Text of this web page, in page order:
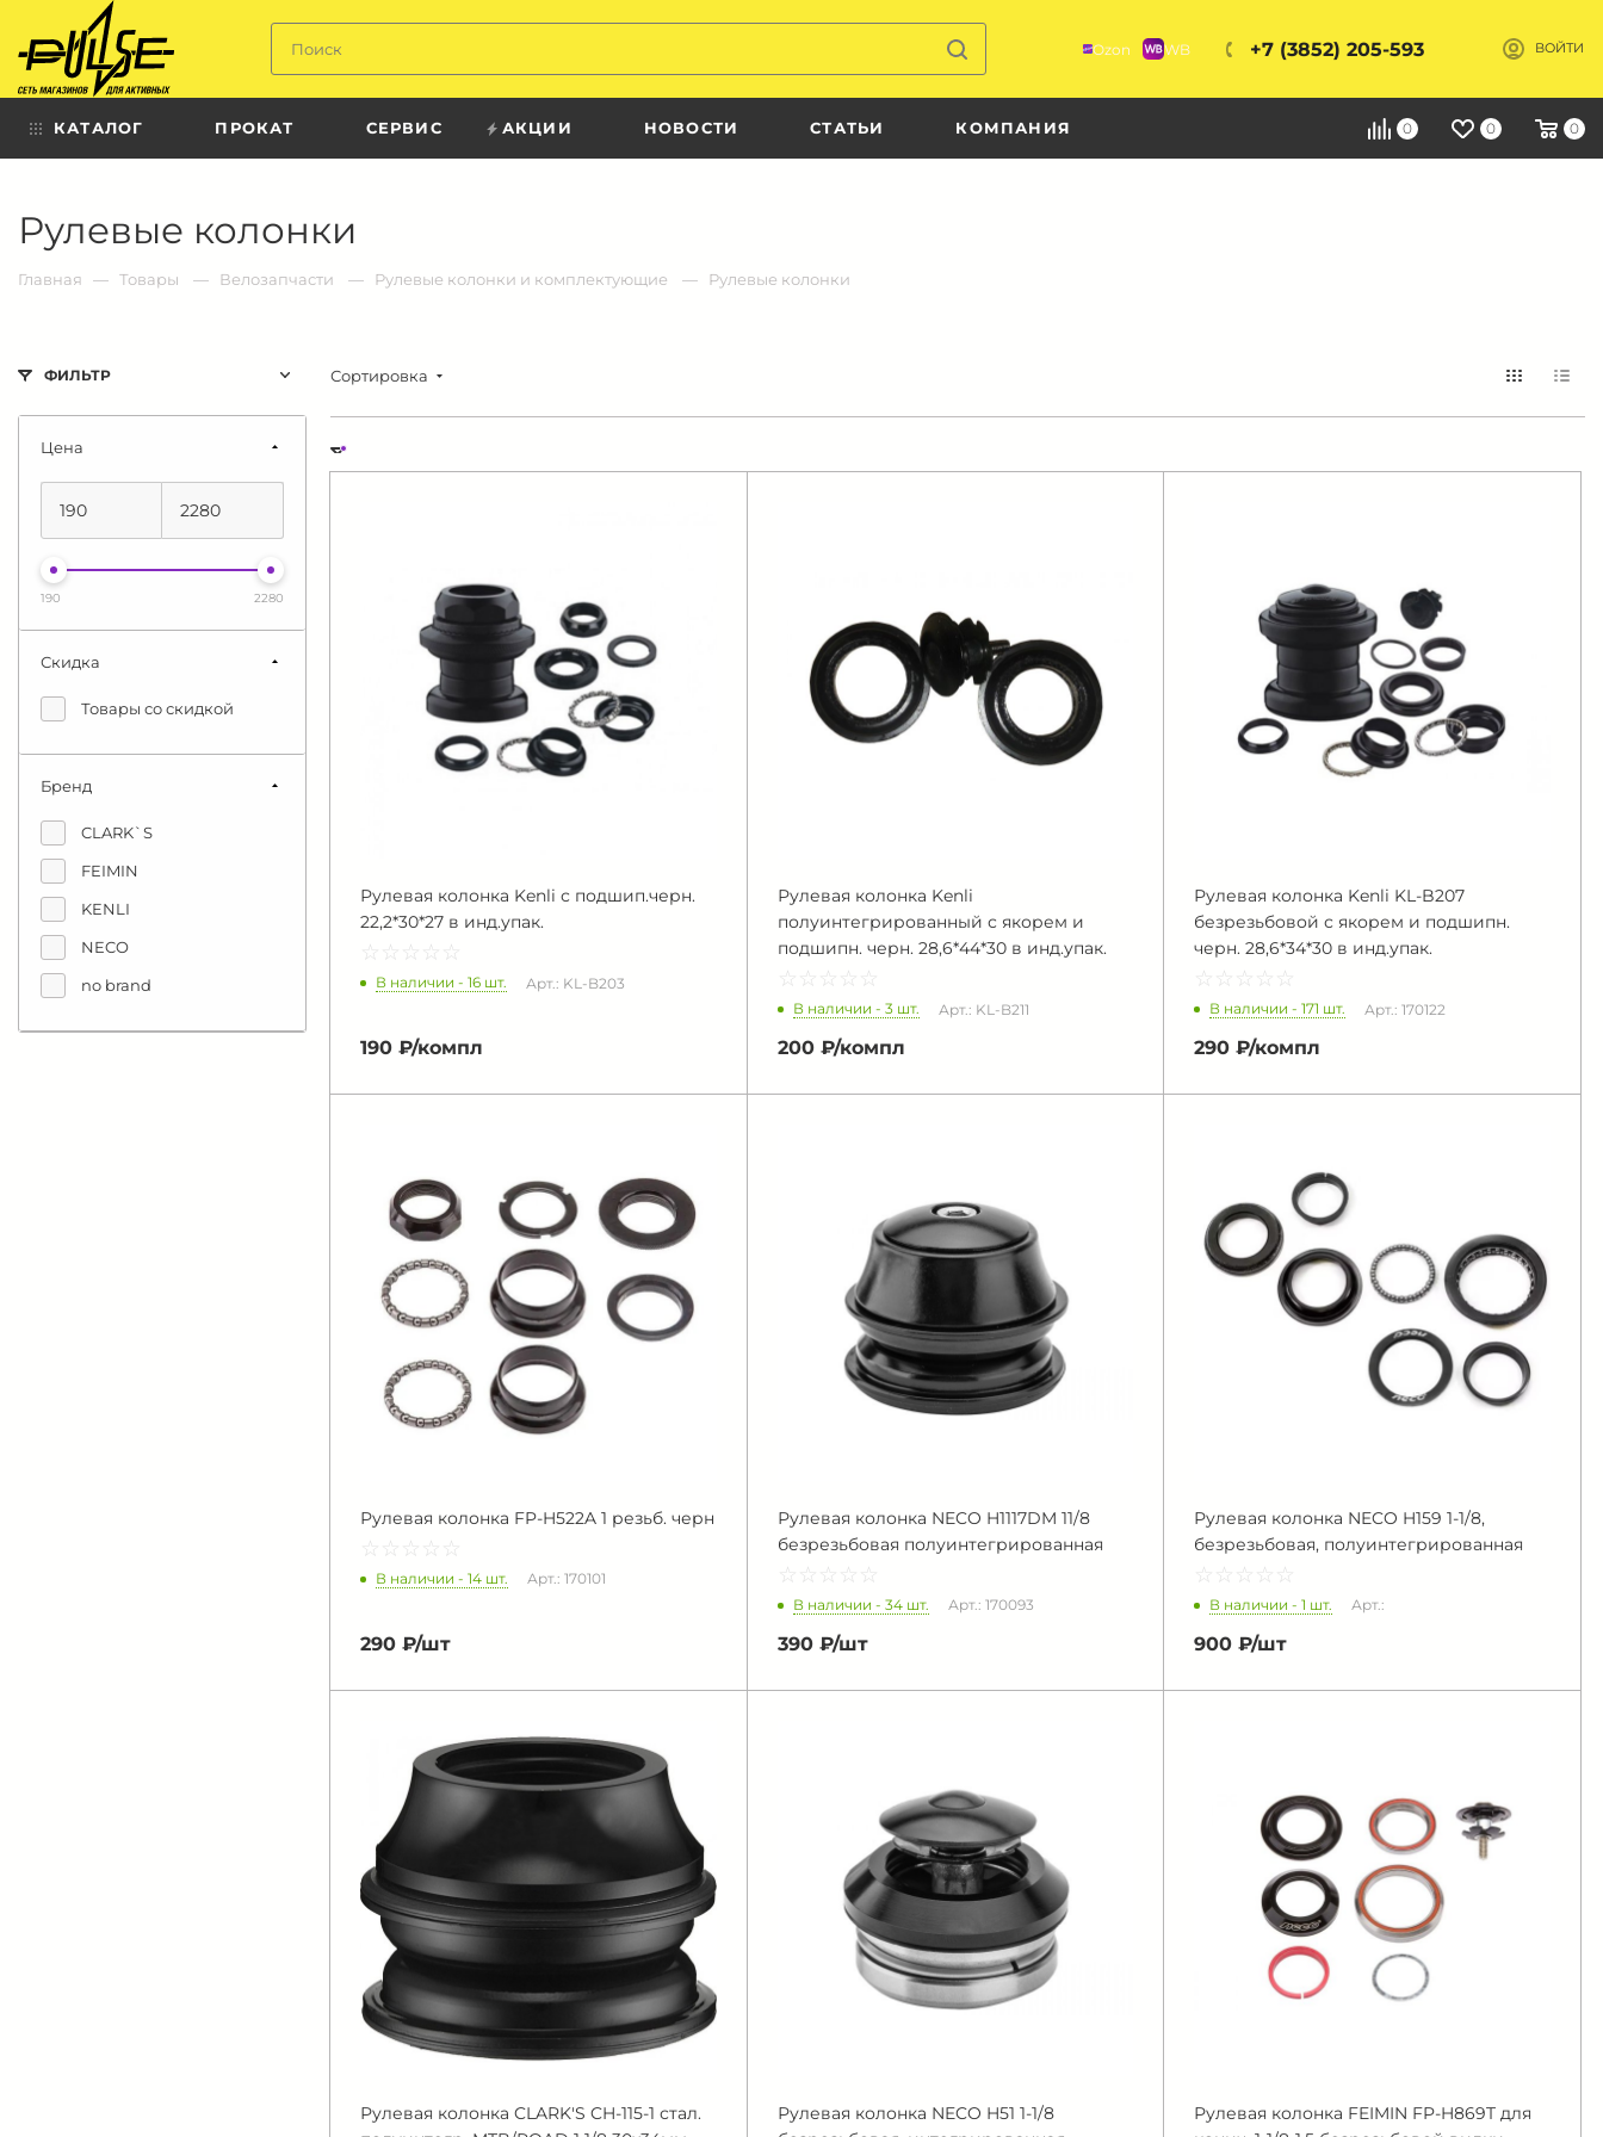
Ozon WB +7 (3852) 205-593 ВОЙТИ
КАТАЛОГ ПРОКАТ СЕРВИС АКЦИИ НОВОСТИ СТАТЬИ КОМПАНИЯ 0 0 0
Рулевые колонки
пульс:
сеть
для
Главная Товары Велозапчасти Рулевые колонки и комплектующие Рулевые колонки
Сортировка
Рулевая колонка Kenli с подшип.черн.
22,2*30*27 в инд.упак.
☆ ☆ ☆ ☆ ☆
★ ★ ★ ★ ★
В наличии - 16 шт. Арт.: KL-B203
190 ₽/компл
Рулевая колонка Kenli
полуинтегрированный с якорем и
подшипн. черн. 28,6*44*30 в инд.упак.
☆ ☆ ☆ ☆ ☆
★ ★ ★ ★ ★
В наличии - 3 шт. Арт.: KL-B211
200 ₽/компл
Рулевая колонка Kenli KL-B207
безрезьбовой с якорем и подшипн.
черн. 28,6*34*30 в инд.упак.
☆ ☆ ☆ ☆ ☆
★ ★ ★ ★ ★
В наличии - 171 шт. Арт.: 170122
290 ₽/компл
Рулевая колонка FP-H522A 1 резьб. черн
☆ ☆ ☆ ☆ ☆
★ ★ ★ ★ ★
В наличии - 14 шт. Арт.: 170101
290 ₽/шт
Рулевая колонка NECO H1117DM 11/8
безрезьбовая полуинтегрированная
☆ ☆ ☆ ☆ ☆
★ ★ ★ ★ ★
В наличии - 34 шт. Арт.: 170093
390 ₽/шт
Рулевая колонка NECO H159 1-1/8,
безрезьбовая, полуинтегрированная
☆ ☆ ☆ ☆ ☆
★ ★ ★ ★ ★
В наличии - 1 шт. Арт.:
900 ₽/шт
Рулевая колонка CLARK'S CH-115-1 стал.
Рулевая колонка NECO H51 1-1/8
Рулевая колонка FEIMIN FP-H869T для
ФИЛЬТР
Цена
190 2280
Скидка
Товары со скидкой
Бренд
CLARK`S
FEIMIN
KENLI
NECO
no brand